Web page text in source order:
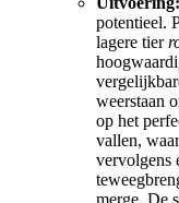
potentieel.
lagere tier
weerstaan
op het
vallen,
vervolgens
merge. De